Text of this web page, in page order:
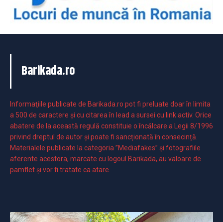
Barikada.ro
Informaţiile publicate de Barikada.ro pot fi preluate doar în limita
a 500 de caractere şi cu citarea în lead a sursei cu link activ. Orice
abatere de la această regulă constituie o încălcare a Legii 8/1996
privind dreptul de autor și poate fi sancționată în consecință.
Materialele publicate la categoria ”Mediafakes” și fotografiile
aferente acestora, marcate cu logoul Barikada, au valoare de
pamflet și vor fi tratate ca atare.